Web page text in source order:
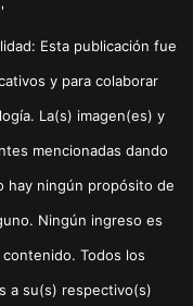
Esta publicación fue
y para colaborar
La(s) imagen(es) y
mencionadas dando
hay ningún propósito de
Ningún ingreso es
Todos los
a su(s) respectivo(s)